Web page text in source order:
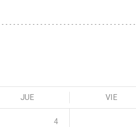
JUE VIE
4